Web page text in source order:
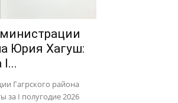
Юрия Хагуш:
I...
Гагрского района
за I полугодие 2026